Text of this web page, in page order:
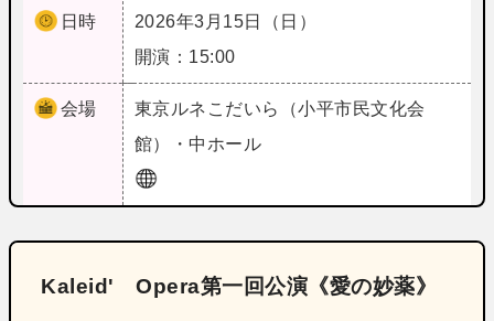
日時
2026年3月15日（日）
開演：15:00
会場 東京ルネこだいら（小平市民文化会
館）・中ホール
Kaleid' Opera第一回公演《愛の妙薬》